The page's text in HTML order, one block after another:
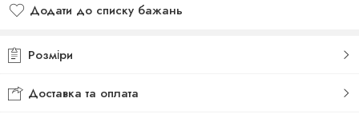
Додати до списку бажань
Розміри
Доставка та оплата